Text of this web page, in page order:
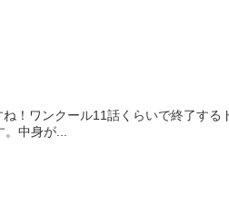
！ワンクール11話くらいで終了する
中身が...